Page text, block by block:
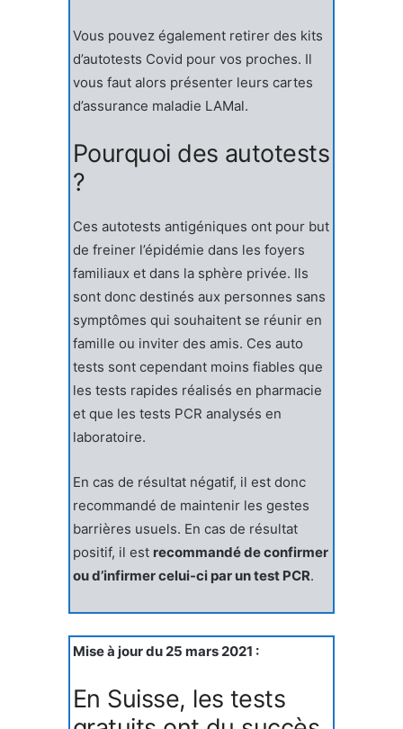
Vous pouvez également retirer des kits
d’autotests Covid pour vos proches. Il
vous faut alors présenter leurs cartes
d’assurance maladie LAMal.
Pourquoi des autotests
?
Ces autotests antigéniques ont pour but
de freiner l’épidémie dans les foyers
familiaux et dans la sphère privée. Ils
sont donc destinés aux personnes sans
symptômes qui souhaitent se réunir en
famille ou inviter des amis. Ces auto
tests sont cependant moins fiables que
les tests rapides réalisés en pharmacie
et que les tests PCR analysés en
laboratoire.
En cas de résultat négatif, il est donc
recommandé de maintenir les gestes
barrières usuels. En cas de résultat
positif, il est recommandé de confirmer
ou d’infirmer celui-ci par un test PCR.
Mise à jour du 25 mars 2021 :
En Suisse, les tests